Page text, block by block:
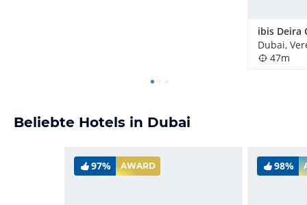
47m
Beliebte Hotels in Dubai
97% AWARD 98%